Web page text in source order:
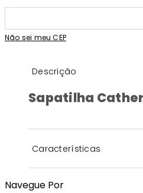
Não sei meu CEP
Descrição
Sapatilha
Características
Navegue Por